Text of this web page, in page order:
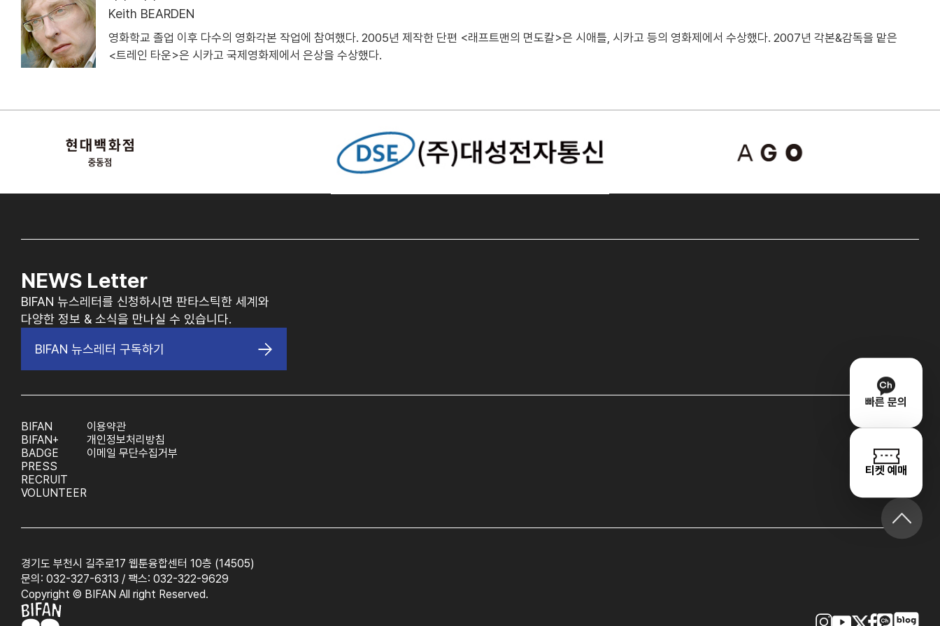
빠른 문의
티켓 예매
Keith BEARDEN
영화학교 졸업 이후 다수의 영화각본 작업에 참여했다. 2005년 제작한 단편 <래프트맨의 면도칼>은 시애틀, 시카고 등의 영화제에서 수상했다. 2007년 각본&감독을 맡은
<트레인 타운>은 시카고 국제영화제에서 은상을 수상했다.
NEWS Letter
BIFAN 뉴스레터를 신청하시면 판타스틱한 세계와
다양한 정보 & 소식을 만나실 수 있습니다.
BIFAN 뉴스레터 구독하기
BIFAN
BIFAN+
BADGE
PRESS
RECRUIT
VOLUNTEER
이용약관
개인정보처리방침
이메일 무단수집거부
경기도 부천시 길주로17 웹툰융합센터 10층 (14505)
문의: 032-327-6313 / 팩스: 032-322-9629
Copyright © BIFAN All right Reserved.